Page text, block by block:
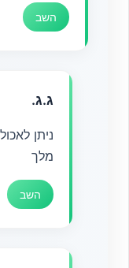
השב
ג.ג.
ניתן
מלך
השב